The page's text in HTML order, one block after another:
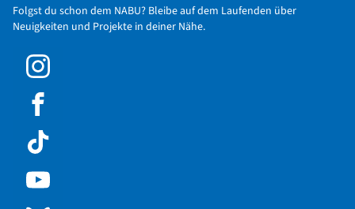
Folgst du schon dem NABU? Bleibe auf dem Laufenden über
Neuigkeiten und Projekte in deiner Nähe.